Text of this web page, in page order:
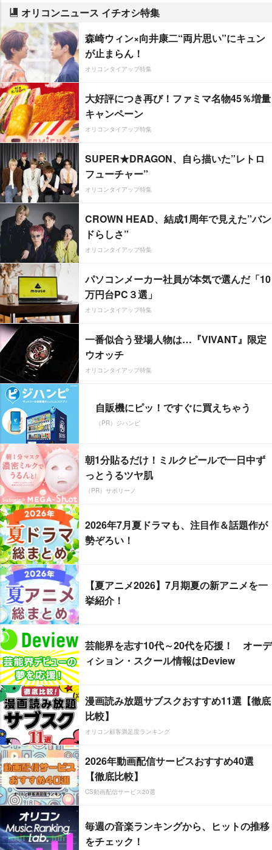
オリコンニュース イチオシ特集
森崎ウィン×向井康二“両片思い”にキュン
が止まらん！
オリコンタイアップ特集
大好評につき再び！ファミマ名物45％増量
キャンペーン
オリコンタイアップ特集
SUPER★DRAGON、自ら描いた”レトロ
フューチャー”
オリコンタイアップ特集
CROWN HEAD、結成1周年で見えた”バン
ドらしさ”
オリコンタイアップ特集
パソコンメーカー社員が本気で選んだ「10
万円台PC３選」
オリコンタイアップ特集
一番似合う登場人物は…『VIVANT』限定
ウオッチ
オリコンタイアップ特集
自販機にピッ！ですぐに買えちゃう
（PR）ジハンピ
朝1分貼るだけ！ミルクピールで一日中ず
っとうるツヤ肌
（PR）サボリーノ
2026年7月夏ドラマも、注目作＆話題作が
勢ぞろい！
【夏アニメ2026】7月期夏の新アニメを一
挙紹介！
芸能界を志す10代～20代を応援！ オーデ
ィション・スクール情報はDeview
漫画読み放題サブスクおすすめ11選【徹底
比較】
オリコン顧客満足度ランキング
2026年動画配信サービスおすすめ40選
【徹底比較】
CS動画配信サービス20選
毎週の音楽ランキングから、ヒットの推移
をチェック！